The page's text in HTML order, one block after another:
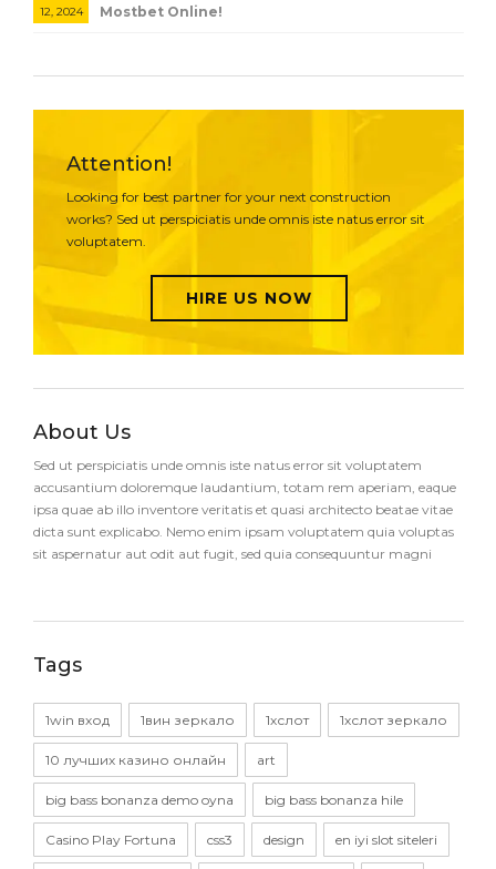
Mostbet Online!
12, 2024
Attention!
Looking for best partner for your next construction
works? Sed ut perspiciatis unde omnis iste natus error sit
voluptatem.
HIRE US NOW
About Us
Sed ut perspiciatis unde omnis iste natus error sit voluptatem
accusantium doloremque laudantium, totam rem aperiam, eaque
ipsa quae ab illo inventore veritatis et quasi architecto beatae vitae
dicta sunt explicabo. Nemo enim ipsam voluptatem quia voluptas
sit aspernatur aut odit aut fugit, sed quia consequuntur magni
Tags
1win вход 1вин зеркало 1хслот 1хслот зеркало
10 лучших казино онлайн art
big bass bonanza demo oyna big bass bonanza hile
Casino Play Fortuna css3 design en iyi slot siteleri